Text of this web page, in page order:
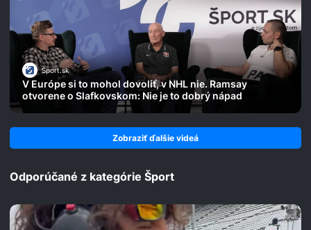
Šport.sk
V Európe si to mohol dovoliť, v NHL nie. Ramsay
otvorene o Slafkovskom: Nie je to dobrý nápad
Zobraziť ďalšie videá
Odporúčané z kategórie Šport